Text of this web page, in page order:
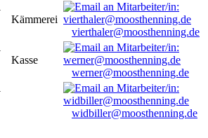
Kämmerei
vierthaler@moosthenning.de
Kasse
werner@moosthenning.de
widbiller@moosthenning.de